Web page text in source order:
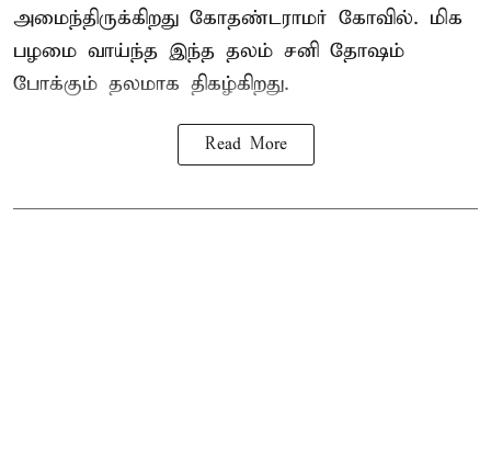
அமைந்திருக்கிறது கோதண்டராமர் கோவில். மிக
பழமை வாய்ந்த இந்த தலம் சனி தோஷம்
போக்கும் தலமாக திகழ்கிறது.
Read More